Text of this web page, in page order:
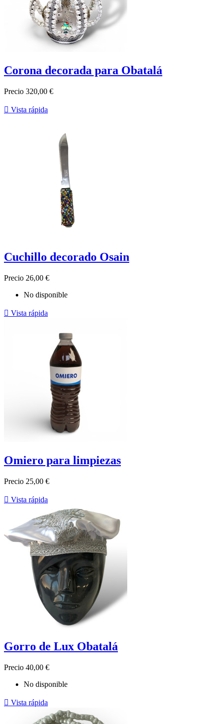
Corona decorada para Obatalá
Precio 320,00 €
 Vista rápida
Cuchillo decorado Osain
Precio 26,00 €
No disponible
 Vista rápida
Omiero para limpiezas
Precio 25,00 €
 Vista rápida
Gorro de Lux Obatalá
Precio 40,00 €
No disponible
 Vista rápida